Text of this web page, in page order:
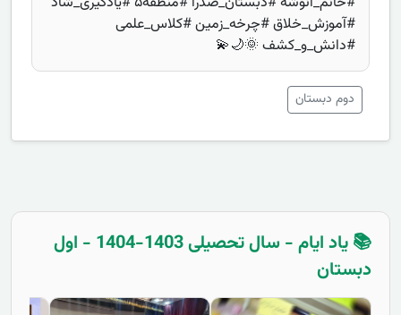
#آموزش_خلاق #چرخه_زمین #کلاس_علمی
#دانش_و_کشف 🌞🌙💫
دوم دبستان
📚 یاد ایام - سال تحصیلی 1403-1404 - اول
دبستان